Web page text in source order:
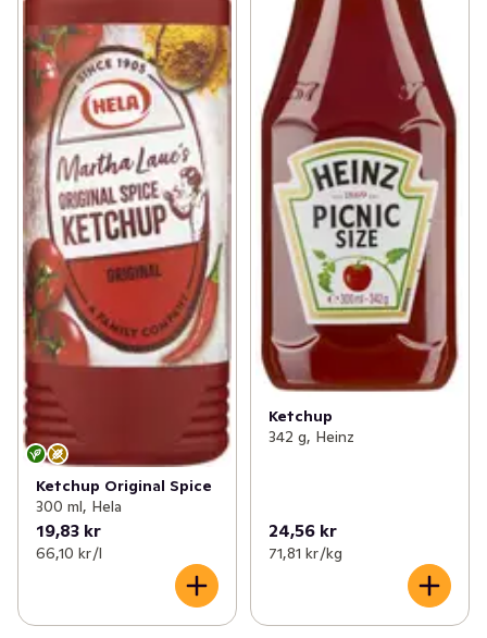
Ketchup Original Spice
300 ml, Hela
19,83 kr
66,10 kr /l
Ketchup
342 g, Heinz
24,56 kr
71,81 kr /kg